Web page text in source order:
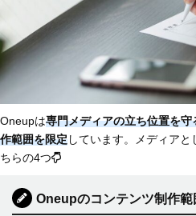
Oneupは専門メディアの立ち位置を守
作範囲を限定しています。メディアと
ちらの4つ
Oneupのコンテンツ制作範